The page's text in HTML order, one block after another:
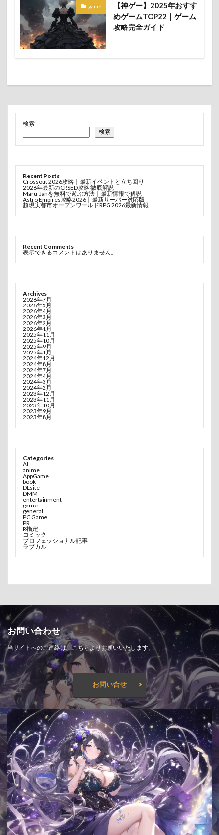
game
【神ゲー】2025年おすす
めゲームTOP22｜ゲーム
攻略完全ガイド
検索
検索
Recent Posts
Crossout 2026攻略｜最新イベントと立ち回り
2026年最新のCRSED攻略 徹底解説
Maru-Janを無料で遊ぶ方法｜最新情報で解説
Astro Empires攻略2026｜最新サーバー対応版
超現実都市オープンワールドRPG 2026最新情報
Recent Comments
表示できるコメントはありません。
Archives
2026年7月
2026年5月
2026年4月
2026年3月
2026年2月
2026年1月
2025年11月
2025年10月
2025年9月
2025年1月
2024年12月
2024年8月
2024年7月
2024年4月
2024年3月
2024年2月
2023年12月
2023年11月
2023年10月
2023年9月
2023年8月
Categories
AI
anime
AppGame
book
DLsite
DMM
entertainment
game
general
PC Game
PR
R指定
コミック
プロフェッショナル記事
ラブカル
お問い合わせ
当サイトへのご連絡は、こちらよりお願いいたします。
お問い合せ
トレンド
ニーアオートマタ
ニュース
ポケットモンスター ファイアレッド・リーフグリーン 最新情
報まとめ
都市生活RPG